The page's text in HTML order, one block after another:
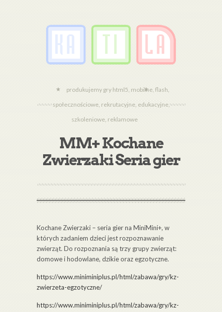
produkujemy gry html5, mobilne, flash,
społecznościowe, rekrutacyjne, edukacyjne,
szkoleniowe, reklamowe
MM+ Kochane
Zwierzaki Seria gier
Kochane Zwierzaki – seria gier na MiniMini+, w
których zadaniem dzieci jest rozpoznawanie
zwierząt. Do rozpoznania są trzy grupy zwierząt:
domowe i hodowlane, dzikie oraz egzotyczne.
https://www.miniminiplus.pl/html/zabawa/gry/kz-
zwierzeta-egzotyczne/
https://www.miniminiplus.pl/html/zabawa/gry/kz-